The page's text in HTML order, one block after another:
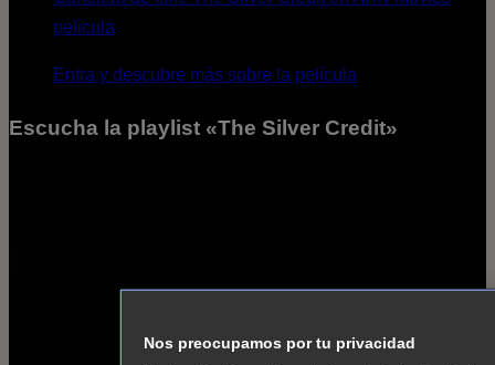
pelicula
Entra y descubre más sobre la película
Escucha la playlist «The Silver Credit»
Nos preocupamos por tu privacidad